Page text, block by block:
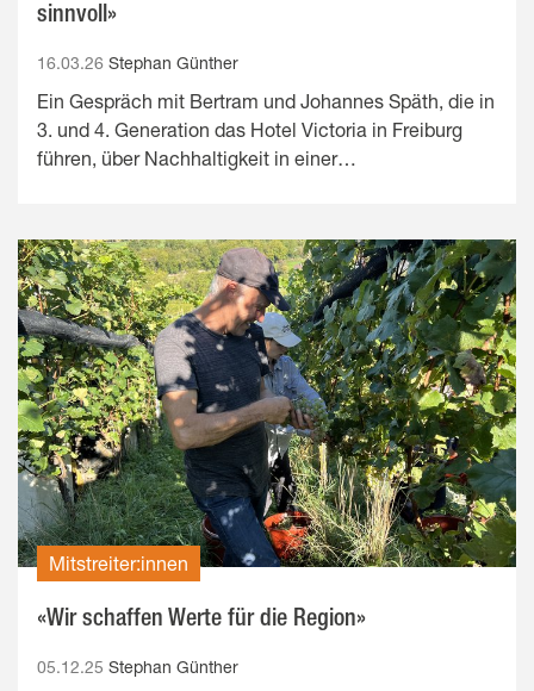
sinnvoll»
16.03.26 Stephan Günther
Ein Gespräch mit Bertram und Johannes Späth, die in
3. und 4. Generation das Hotel Victoria in Freiburg
führen, über Nachhaltigkeit in einer…
Mitstreiter:innen
«Wir schaffen Werte für die Region»
05.12.25 Stephan Günther